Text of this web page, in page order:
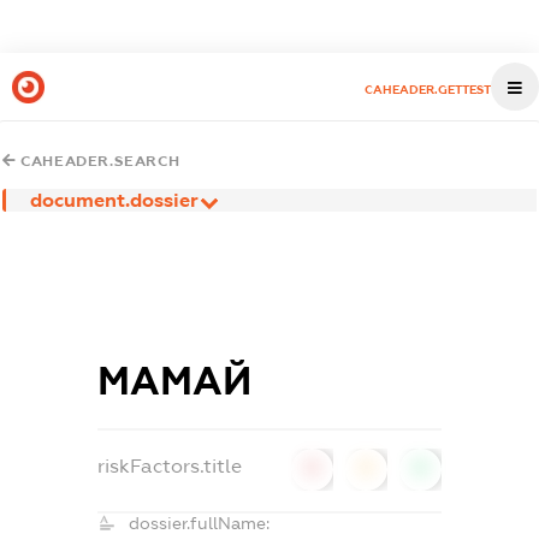
CAHEADER.GETTEST
CAHEADER.SEARCH
document.dossier
МАМАЙ
riskFactors.title
dossier.fullName: